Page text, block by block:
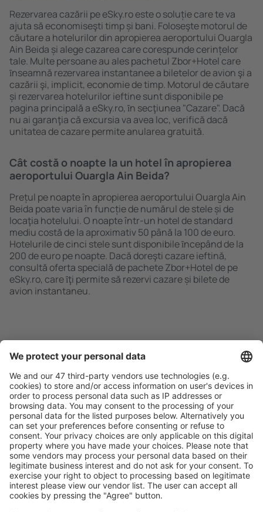
Rezervarea cazării pe eSky.ro este o soluție care te va
ajuta să economiseşti timp și bani. Foloseşte motorul de
căutare a hotelurilor din apropierea aeroportului Ouargla
Ain Beida și alege cazarea care corespunde cerințelor
tale. Multe persoane au ales pachetul Zbor+Hotel care
ȋnseamnă rezervarea instantanee a biletelor de avion şi a
cazării şi, implicit, economie de timp. Motorul de căutare
și rezervarea hotelurilor ieftine sunt disponibile pe
pagina principală a eSky.ro, ȋn secţiunea "Cazare". Dacă
nu ai garanţia că excursia va avea loc, verifică dacă
unitatea de cazare permite anularea gratuită.
Cât costă o noapte la un hotel în apropierea
aeroportului Ouargla Ain Beida?
Prețul pe noapte în apropierea aeroportului Ouargla Ain
Beida poate varia în funcție de numărul de stele și de
locaţia hotelului. O noapte într-un hotel de standard
mediu costă de la aproximativ 50 până la 100 de euro.
Hotelurile de cinci stele sunt disponibile ȋncepând de la
200 de euro pe noapte. Dacă doreşti cazare ieftină,
consultă oferta specială de pachete Zbor+Hotel de pe
eSky.ro, care ȋţi permite să rezervi cazare și bilete de
avion instantaneu.
Caută rapid şi uşor
Ofertă adaptată aşteptărilor tale.
Planifică ȋn siguranţă
Rezervare fără griji cu opțiune gratuită de anulare.
Economiseşte mai mult
Prețuri atractive și oferte speciale pentru utilizatorii
conectați.